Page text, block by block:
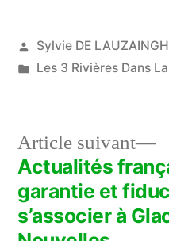
Publié
par
Sylvie DE
Publié
Les 3 Rivières Dans
Navigation
de
Article suivant
Actualités
garantie et
s’associer à